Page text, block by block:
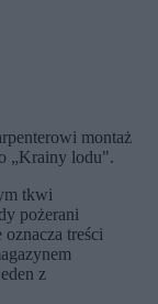
montaż
„Krainy lodu".
tkwi
pożerani
treści
z